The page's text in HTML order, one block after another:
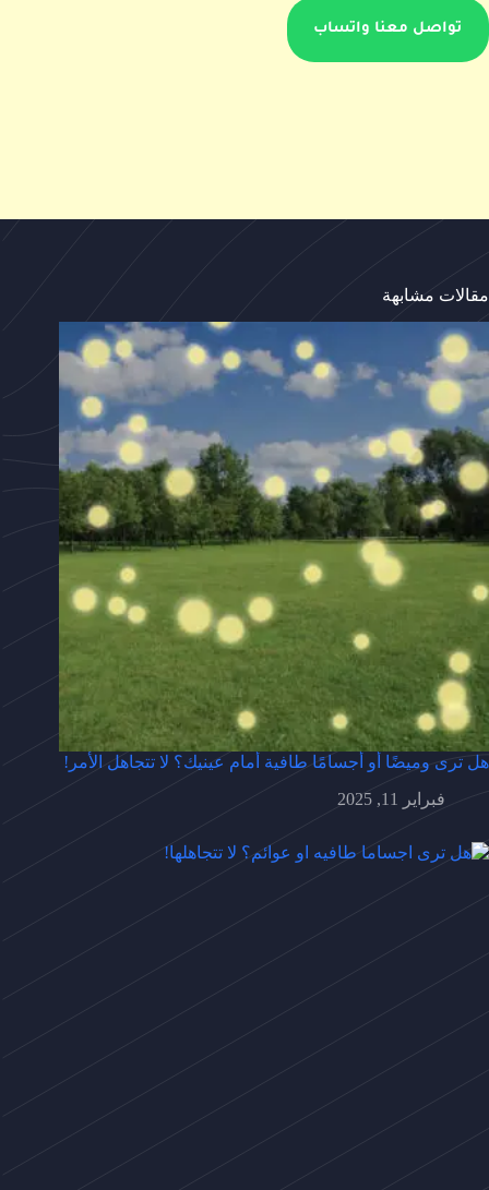
تواصل معنا واتساب
مقالات مشابهة
هل ترى وميضًا أو أجسامًا طافية أمام عينيك؟ لا تتجاهل الأمر!
فبراير 11, 2025